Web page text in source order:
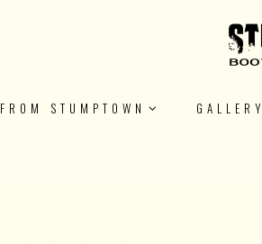
FROM STUMPTOWN GALLERY